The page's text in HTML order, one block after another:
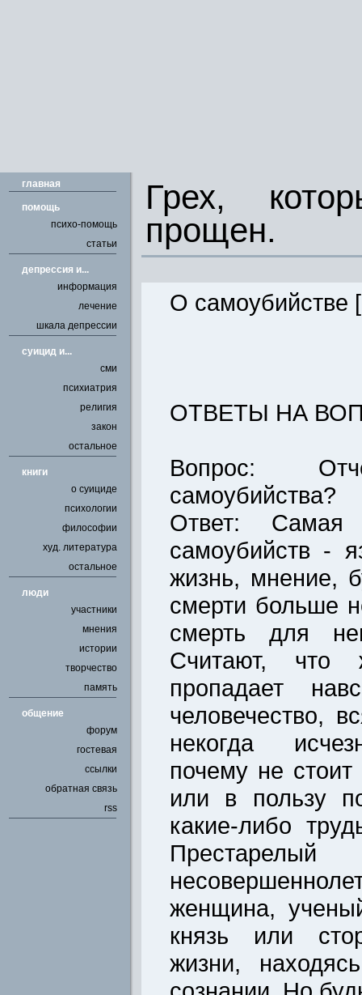
главная
помощь
психо-помощь
статьи
депрессия и...
информация
лечение
шкала депрессии
cуицид и...
сми
психиатрия
религия
закон
остальное
книги
о суициде
психологии
философии
худ. литература
остальное
люди
участники
мнения
истории
творчество
память
общение
форум
гостевая
ссылки
обратная связь
rss
Грех,
прощен.
О самоубийстве
ОТВЕТЫ НА
Вопрос:
самоубийства?
Ответ: Самая
самоубийств -
жизнь, мнение,
смерти больше
смерть для
Считают, что
пропадает
человечество,
некогда
почему не
или в пользу
какие-либо
женщина,
князь или
жизни,